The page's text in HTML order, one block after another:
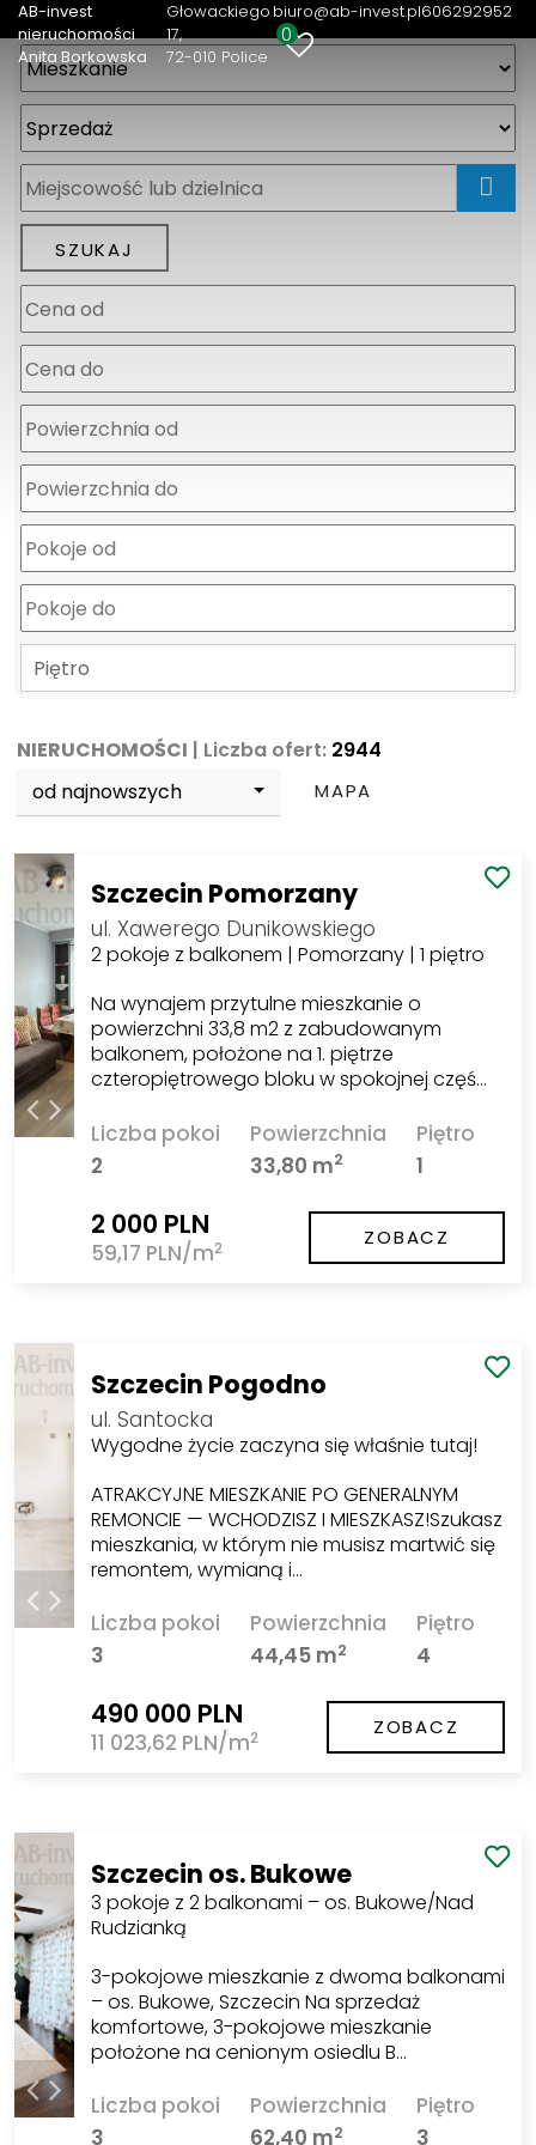
AB-invest
nieruchomości
Anita Borkowska
Głowackiego
17
72-010 Police
biuro@ab-invest.pl606292952
0
Piętro
NIERUCHOMOŚCI | Liczba ofert: 2944
od najnowszych
MAPA
Szczecin Pomorzany
ul. Xawerego Dunikowskiego
2 pokoje z balkonem | Pomorzany | 1 piętro
Na wynajem przytulne mieszkanie o
powierzchni 33,8 m2 z zabudowanym
balkonem, położone na 1. piętrze
czteropiętrowego bloku w spokojnej częś…
Liczba pokoi
2
Powierzchnia
33,80 m2
Piętro
1
2 000 PLN
59,17 PLN/m2 ZOBACZ
Szczecin Pogodno
ul. Santocka
Wygodne życie zaczyna się właśnie tutaj!
ATRAKCYJNE MIESZKANIE PO GENERALNYM
REMONCIE — WCHODZISZ I MIESZKASZ!Szukasz
mieszkania, w którym nie musisz martwić się
remontem, wymianą i…
Liczba pokoi
3
Powierzchnia
44,45 m2
Piętro
4
490 000 PLN
11 023,62 PLN/m2 ZOBACZ
Szczecin os. Bukowe
3 pokoje z 2 balkonami – os. Bukowe/Nad
Rudzianką
3-pokojowe mieszkanie z dwoma balkonami
– os. Bukowe, Szczecin Na sprzedaż
komfortowe, 3-pokojowe mieszkanie
położone na cenionym osiedlu B…
Liczba pokoi
3
Powierzchnia
62,40 m2
Piętro
3